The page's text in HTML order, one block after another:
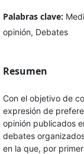
Palabras clave:
opinión, Debates
Resumen
Con el objetivo de
expresión de
opinión publicados
debates
en la que, por